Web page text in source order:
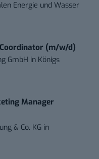
Energie und Wasser
(m/w/d)
GmbH in Königs
Manager
& Co. KG in